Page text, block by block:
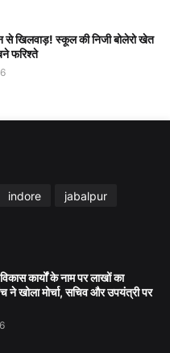
से खिलवाड़! स्कूल की निजी बोलेरो खेत
फरिश्ते
indore jabalpur
कार्यों के नाम पर लाखों का
ने खोला मोर्चा, सचिव और उपयंत्री पर